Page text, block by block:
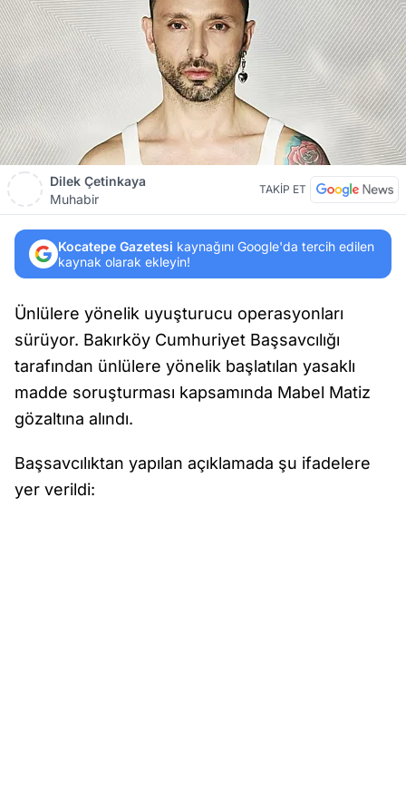
Dilek Çetinkaya
Muhabir
TAKİP ET
Kocatepe Gazetesi kaynağını Google'da tercih edilen
kaynak olarak ekleyin!
Ünlülere yönelik uyuşturucu operasyonları
sürüyor. Bakırköy Cumhuriyet Başsavcılığı
tarafından ünlülere yönelik başlatılan yasaklı
madde soruşturması kapsamında Mabel Matiz
gözaltına alındı.
Başsavcılıktan yapılan açıklamada şu ifadelere
yer verildi: